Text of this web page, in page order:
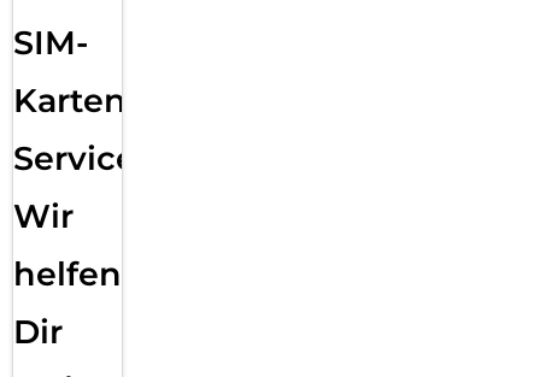
SIM-
Karten
Service:
Wir
helfen
Dir